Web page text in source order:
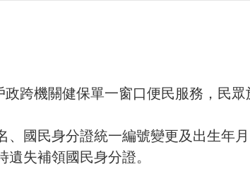
跨機關健保單一窗口便民服務，民眾
、國民身分證統一編號變更及出生年月
遺失補領國民身分證。